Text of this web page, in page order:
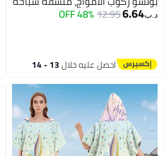
بونشو بغطاء للرأس للبالغين، بدلة
د.ب‏6.64
12.95
48% OFF
احصل عليه خلال 13 - 14